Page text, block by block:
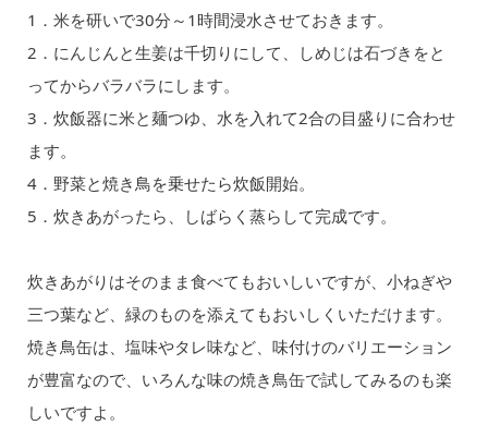
1．米を研いで30分～1時間浸水させておきます。
2．にんじんと生姜は千切りにして、しめじは石づきをと
ってからバラバラにします。
3．炊飯器に米と麺つゆ、水を入れて2合の目盛りに合わせ
ます。
4．野菜と焼き鳥を乗せたら炊飯開始。
5．炊きあがったら、しばらく蒸らして完成です。
炊きあがりはそのまま食べてもおいしいですが、小ねぎや
三つ葉など、緑のものを添えてもおいしくいただけます。
焼き鳥缶は、塩味やタレ味など、味付けのバリエーション
が豊富なので、いろんな味の焼き鳥缶で試してみるのも楽
しいですよ。